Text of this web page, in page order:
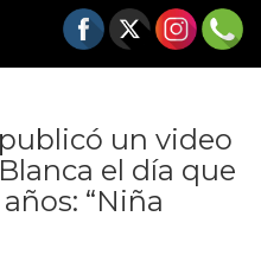
un video
el día que
“Niña